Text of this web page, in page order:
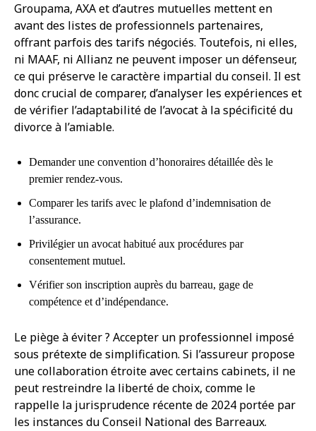
Groupama, AXA et d’autres mutuelles mettent en
avant des listes de professionnels partenaires,
offrant parfois des tarifs négociés. Toutefois, ni elles,
ni MAAF, ni Allianz ne peuvent imposer un défenseur,
ce qui préserve le caractère impartial du conseil. Il est
donc crucial de comparer, d’analyser les expériences et
de vérifier l’adaptabilité de l’avocat à la spécificité du
divorce à l’amiable.
Demander une convention d’honoraires détaillée dès le
premier rendez-vous.
Comparer les tarifs avec le plafond d’indemnisation de
l’assurance.
Privilégier un avocat habitué aux procédures par
consentement mutuel.
Vérifier son inscription auprès du barreau, gage de
compétence et d’indépendance.
Le piège à éviter ? Accepter un professionnel imposé
sous prétexte de simplification. Si l’assureur propose
une collaboration étroite avec certains cabinets, il ne
peut restreindre la liberté de choix, comme le
rappelle la jurisprudence récente de 2024 portée par
les instances du Conseil National des Barreaux.